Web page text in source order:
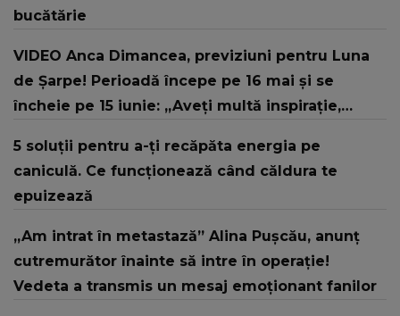
bucătărie
VIDEO Anca Dimancea, previziuni pentru Luna
de Șarpe! Perioadă începe pe 16 mai și se
încheie pe 15 iunie: „Aveți multă inspirație,
5 soluții pentru a-ți recăpăta energia pe
caniculă. Ce funcționează când căldura te
epuizează
„Am intrat în metastază” Alina Pușcău, anunț
cutremurător înainte să intre în operație!
Vedeta a transmis un mesaj emoționant fanilor